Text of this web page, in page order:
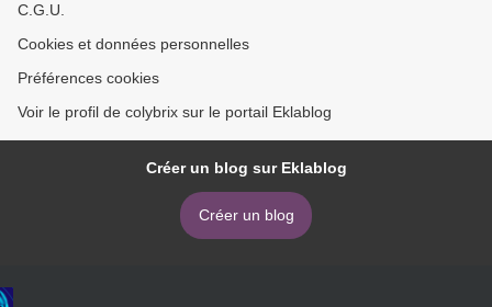
C.G.U.
Cookies et données personnelles
Préférences cookies
Voir le profil de colybrix sur le portail Eklablog
Créer un blog sur Eklablog
Créer un blog